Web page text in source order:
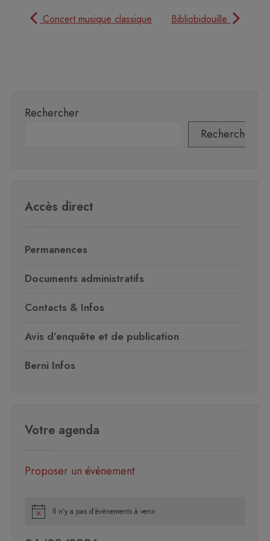
Concert musique classique Bibliobidouille
Rechercher
Rechercher
Accès direct
Permanences
Documents administratifs
Contacts & Infos
Avis d’enquête et de publication
Berni Infos
Votre agenda
Proposer un évènement
Notice Il n’y a pas d’évènements à venir.